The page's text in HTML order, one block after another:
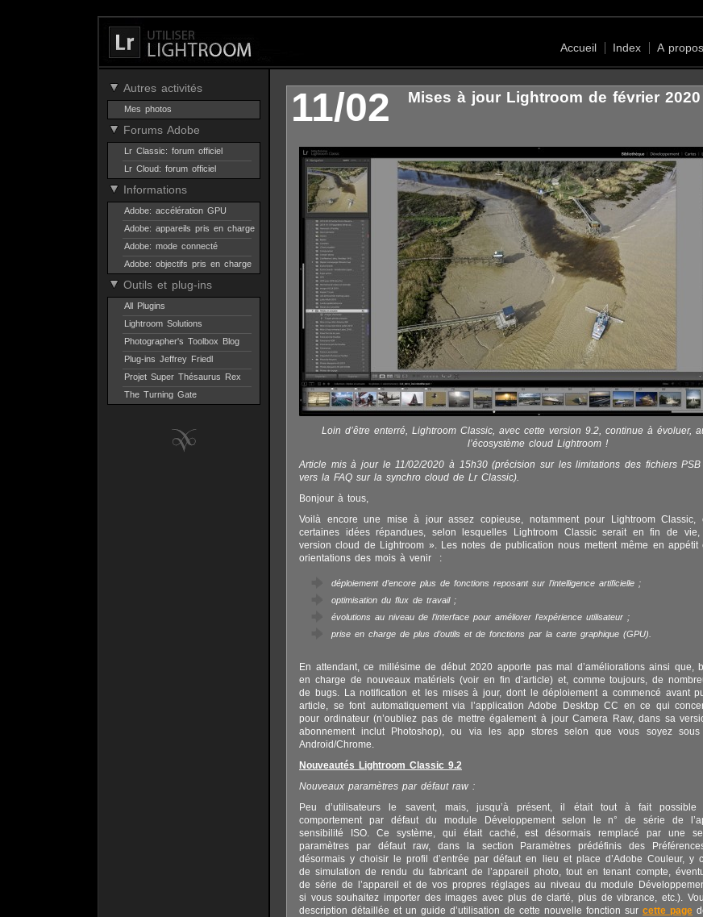
Accueil Index A propos
Autres activités
Mes photos
Forums Adobe
Lr Classic: forum officiel
Lr Cloud: forum officiel
Informations
Adobe: accélération GPU
Adobe: appareils pris en charge
Adobe: mode connecté
Adobe: objectifs pris en charge
Outils et plug-ins
All Plugins
Lightroom Solutions
Photographer's Toolbox Blog
Plug-ins Jeffrey Friedl
Projet Super Thésaurus Rex
The Turning Gate
11/02 Mises à jour Lightroom de février
Loin d’être enterré, Lightroom Classic, avec cette version 9.2, continue à évoluer,
l’écosystème cloud Lightroom !
Article mis à jour le 11/02/2020 à 15h30 (précision sur les limitations des fichiers
vers la FAQ sur la synchro cloud de Lr Classic).
Bonjour à tous,
Voilà encore une mise à jour assez copieuse, notamment pour Lightroom Classic,
certaines idées répandues, selon lesquelles Lightroom Classic serait en fin de
version cloud de Lightroom ». Les notes de publication nous mettent même en appétit
orientations des mois à venir :
déploiement d’encore plus de fonctions reposant sur l’intelligence artificielle ;
optimisation du flux de travail ;
évolutions au niveau de l’interface pour améliorer l’expérience utilisateur ;
prise en charge de plus d’outils et de fonctions par la carte graphique (GPU).
En attendant, ce millésime de début 2020 apporte pas mal d’améliorations ainsi que,
en charge de nouveaux matériels (voir en fin d’article) et, comme toujours, de
de bugs. La notification et les mises à jour, dont le déploiement a commencé avant
article, se font automatiquement via l’application Adobe Desktop CC en ce qui
pour ordinateur (n’oubliez pas de mettre également à jour Camera Raw, dans sa
abonnement inclut Photoshop), ou via les app stores selon que vous soyez sous
Android/Chrome.
Nouveautés Lightroom Classic 9.2
Nouveaux paramètres par défaut raw :
Peu d’utilisateurs le savent, mais, jusqu’à présent, il était tout à fait
comportement par défaut du module Développement selon le n° de série de
sensibilité ISO. Ce système, qui était caché, est désormais remplacé par une
paramètres par défaut raw, dans la section Paramètres prédéfinis des
désormais y choisir le profil d’entrée par défaut en lieu et place d’Adobe Couleur, y
de simulation de rendu du fabricant de l’appareil photo, tout en tenant compte,
de série de l’appareil et de vos propres réglages au niveau du module
si vous souhaitez importer des images avec plus de clarté, plus de vibrance, etc.).
description détaillée et un guide d’utilisation de cette nouvelle fonction sur cette page